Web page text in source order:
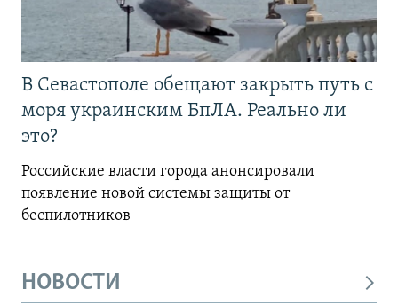
В Севастополе обещают закрыть путь с
моря украинским БпЛА. Реально ли
это?
Российские власти города анонсировали
появление новой системы защиты от
беспилотников
НОВОСТИ